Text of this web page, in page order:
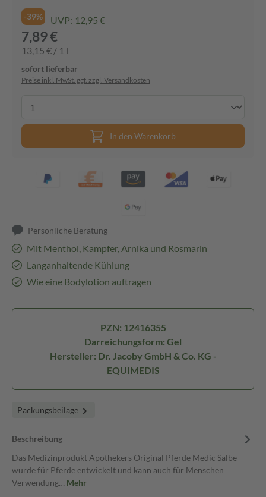
-39% UVP: 12,95 €
7,89 €
13,15 € / 1 l
sofort lieferbar
Preise inkl. MwSt. ggf. zzgl. Versandkosten
In den Warenkorb
Persönliche Beratung
Mit Menthol, Kampfer, Arnika und Rosmarin
Langanhaltende Kühlung
Wie eine Bodylotion auftragen
PZN: 12416355
Darreichungsform: Gel
Hersteller: Dr. Jacoby GmbH & Co. KG -
EQUIMEDIS
Packungsbeilage
Beschreibung
Das Medizinprodukt Apothekers Original Pferde Medic Salbe
wurde für Pferde entwickelt und kann auch für Menschen
Verwendung… Mehr